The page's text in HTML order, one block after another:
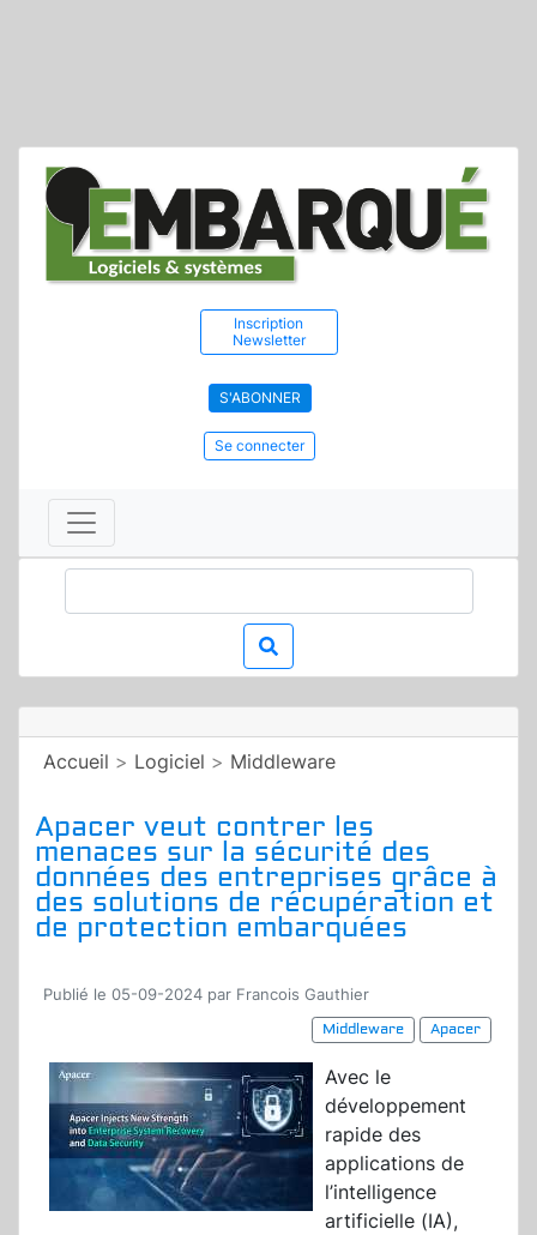
Inscription
Newsletter
S'ABONNER
Se connecter
Accueil > Logiciel > Middleware
Apacer veut contrer les
menaces sur la sécurité des
données des entreprises grâce à
des solutions de récupération et
de protection embarquées
Publié le 05-09-2024 par Francois Gauthier
Middleware
Apacer
Avec le
développement
rapide des
applications de
l’intelligence
artificielle (IA),